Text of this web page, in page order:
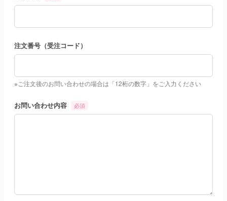
注文番号（受注コード）
※ご注文後のお問い合わせの場合は「12桁の数字」をご入力ください
お問い合わせ内容 必須